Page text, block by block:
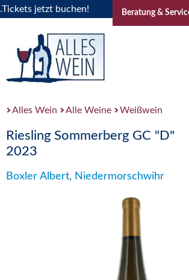
jetzt buchen! "Das Sommerfest
Beratung &
Alles Wein Alle Weine Weißwein
Riesling Sommerberg GC "D"
2023
Boxler Albert, Niedermorschwihr